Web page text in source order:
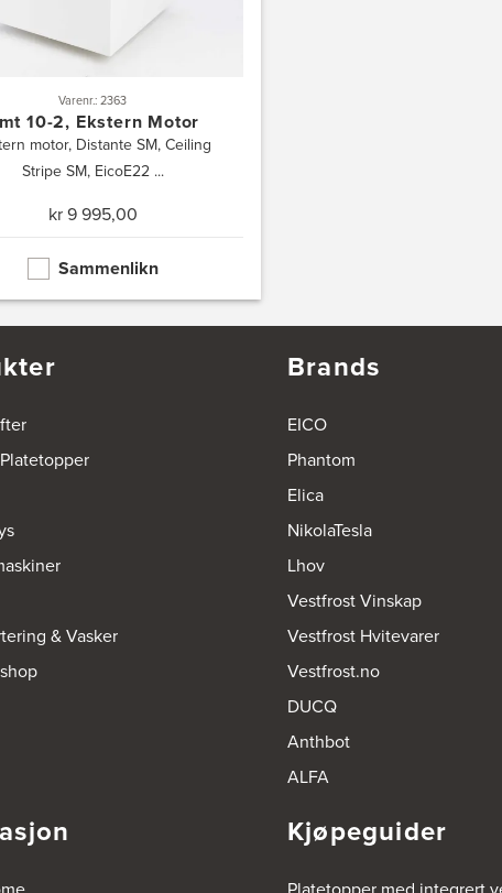
Varenr.: 2363
10-2, Ekstern Motor
motor, Distante SM, Ceiling
Stripe SM, EicoE22 ...
kr 9 995,00
Sammenlikn
& Vasker
Brands
EICO
Phantom
Elica
NikolaTesla
Lhov
Vestfrost Vinskap
Vestfrost Hvitevarer
Vestfrost.no
DUCQ
Anthbot
ALFA
Kjøpeguider